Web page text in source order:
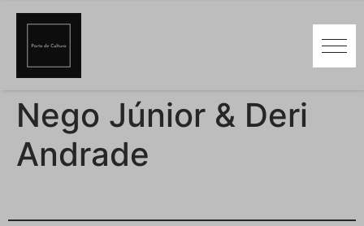
Nego Júnior & Deri
Andrade